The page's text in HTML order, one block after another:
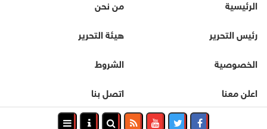
الرئيسية
من نحن
رئيس التحرير
هيئة التحرير
الخصوصية
الشروط
اعلن معنا
اتصل بنا